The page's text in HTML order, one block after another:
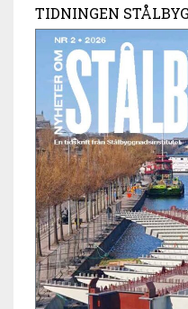
TIDNINGEN